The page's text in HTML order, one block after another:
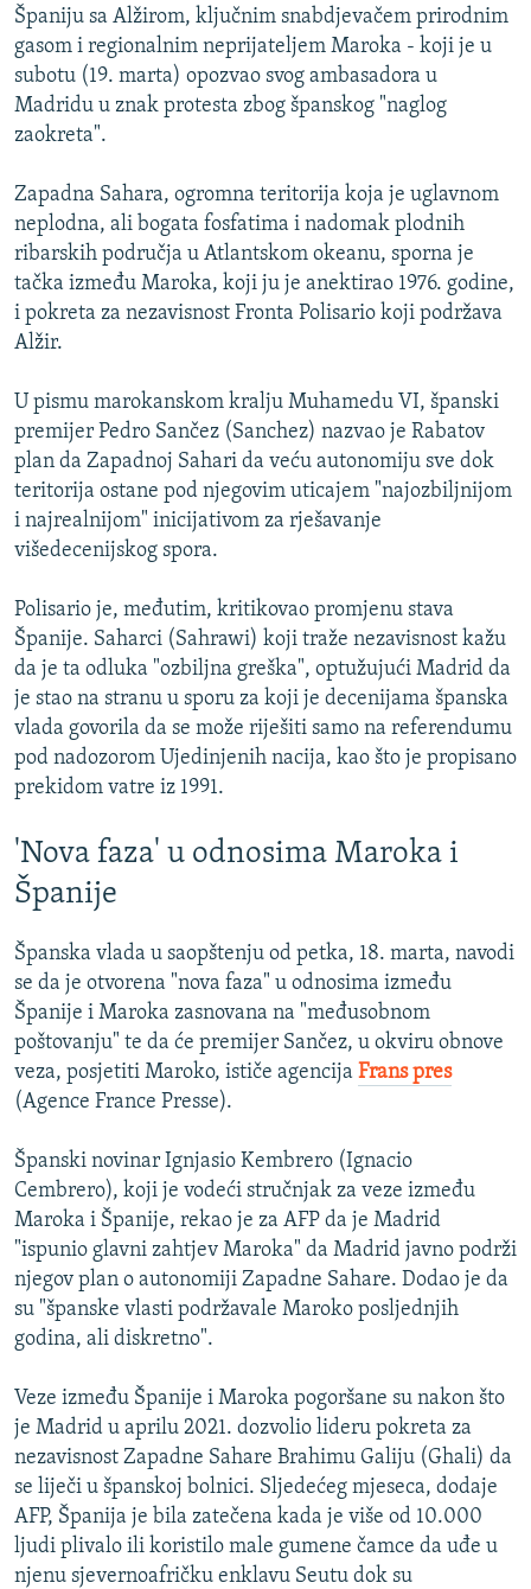
Španiju sa Alžirom, ključnim snabdjevačem prirodnim
gasom i regionalnim neprijateljem Maroka - koji je u
subotu (19. marta) opozvao svog ambasadora u
Madridu u znak protesta zbog španskog "naglog
zaokreta".
Zapadna Sahara, ogromna teritorija koja je uglavnom
neplodna, ali bogata fosfatima i nadomak plodnih
ribarskih područja u Atlantskom okeanu, sporna je
tačka između Maroka, koji ju je anektirao 1976. godine,
i pokreta za nezavisnost Fronta Polisario koji podržava
Alžir.
U pismu marokanskom kralju Muhamedu VI, španski
premijer Pedro Sančez (Sanchez) nazvao je Rabatov
plan da Zapadnoj Sahari da veću autonomiju sve dok
teritorija ostane pod njegovim uticajem "najozbiljnijom
i najrealnijom" inicijativom za rješavanje
višedecenijskog spora.
Polisario je, međutim, kritikovao promjenu stava
Španije. Saharci (Sahrawi) koji traže nezavisnost kažu
da je ta odluka "ozbiljna greška", optužujući Madrid da
je stao na stranu u sporu za koji je decenijama španska
vlada govorila da se može riješiti samo na referendumu
pod nadozorom Ujedinjenih nacija, kao što je propisano
prekidom vatre iz 1991.
'Nova faza' u odnosima Maroka i
Španije
Španska vlada u saopštenju od petka, 18. marta, navodi
se da je otvorena "nova faza" u odnosima između
Španije i Maroka zasnovana na "međusobnom
poštovanju" te da će premijer Sančez, u okviru obnove
veza, posjetiti Maroko, ističe agencija Frans pres
(Agence France Presse).
Španski novinar Ignjasio Kembrero (Ignacio
Cembrero), koji je vodeći stručnjak za veze između
Maroka i Španije, rekao je za AFP da je Madrid
"ispunio glavni zahtjev Maroka" da Madrid javno podrži
njegov plan o autonomiji Zapadne Sahare. Dodao je da
su "španske vlasti podržavale Maroko posljednjih
godina, ali diskretno".
Veze između Španije i Maroka pogoršane su nakon što
je Madrid u aprilu 2021. dozvolio lideru pokreta za
nezavisnost Zapadne Sahare Brahimu Galiju (Ghali) da
se liječi u španskoj bolnici. Sljedećeg mjeseca, dodaje
AFP, Španija je bila zatečena kada je više od 10.000
ljudi plivalo ili koristilo male gumene čamce da uđe u
njenu sjevernoafričku enklavu Seutu dok su